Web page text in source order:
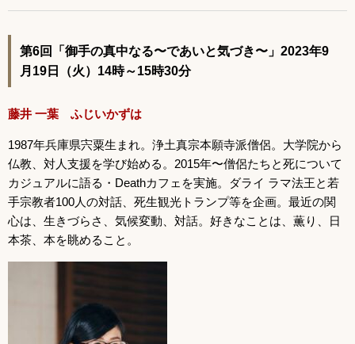
第6回「御手の真中なる〜であいと気づき〜」2023年9
月19日（火）14時～15時30分
藤井 一葉 ふじいかずは
1987年兵庫県宍粟生まれ。浄土真宗本願寺派僧侶。大学院から
仏教、対人支援を学び始める。2015年〜僧侶たちと死について
カジュアルに語る・Deathカフェを実施。ダライ ラマ法王と若
手宗教者100人の対話、死生観光トランプ等を企画。最近の関
心は、生きづらさ、気候変動、対話。好きなことは、薫り、日
本茶、本を眺めること。